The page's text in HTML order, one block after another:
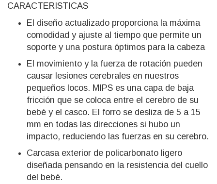
CARACTERISTICAS
El diseño actualizado proporciona la máxima
comodidad y ajuste al tiempo que permite un
soporte y una postura óptimos para la cabeza
El movimiento y la fuerza de rotación pueden
causar lesiones cerebrales en nuestros
pequeños locos. MIPS es una capa de baja
fricción que se coloca entre el cerebro de su
bebé y el casco. El forro se desliza de 5 a 15
mm en todas las direcciones si hubo un
impacto, reduciendo las fuerzas en su cerebro.
Carcasa exterior de policarbonato ligero
diseñada pensando en la resistencia del cuello
del bebé.